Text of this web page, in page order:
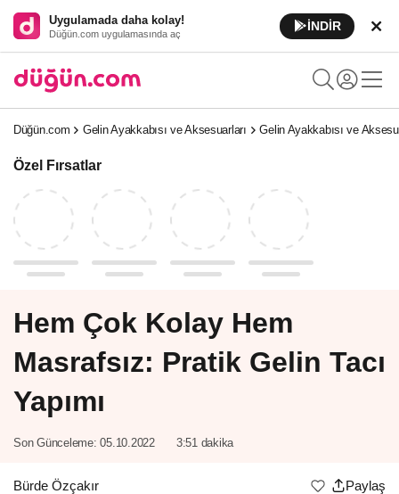
Uygulamada daha kolay!
Düğün.com uygulamasında aç
İNDİR
Düğün.com Gelin Ayakkabısı ve Aksesuarları Gelin Ayakkabısı ve
Özel Fırsatlar
Hem Çok Kolay Hem
Masrafsız: Pratik Gelin Tacı
Yapımı
Son Günceleme: 05.10.2022 3:51 dakika
Bürde Özçakır Paylaş